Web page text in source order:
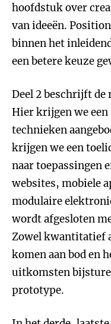
hoofdstuk over
van ideeën.
binnen het
een betere keuze
Deel 2 beschrijft
Hier krijgen we een
technieken
krijgen we een
naar toepassingen
websites, mobiele
modulaire
wordt afgesloten
Zowel kwantitatief
komen aan bod en
uitkomsten
prototype.